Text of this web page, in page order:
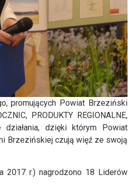
promujących Powiat Brzeziński
PRODUKTY REGIONALNE,
działania, dzięki którym Powiat
Brzezińskiej czują więź ze swoją
2017 r.) nagrodzono 18 Liderów